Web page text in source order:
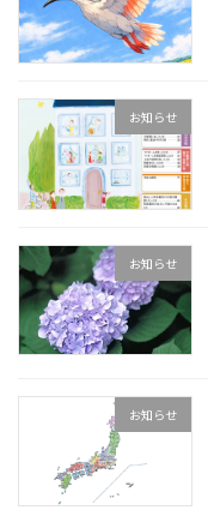
お知らせ
お知らせ
お知らせ